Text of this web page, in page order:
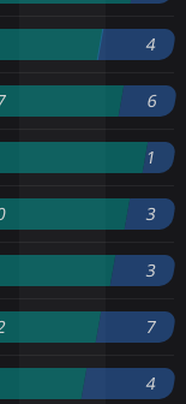
4
6
1
3
3
7
4